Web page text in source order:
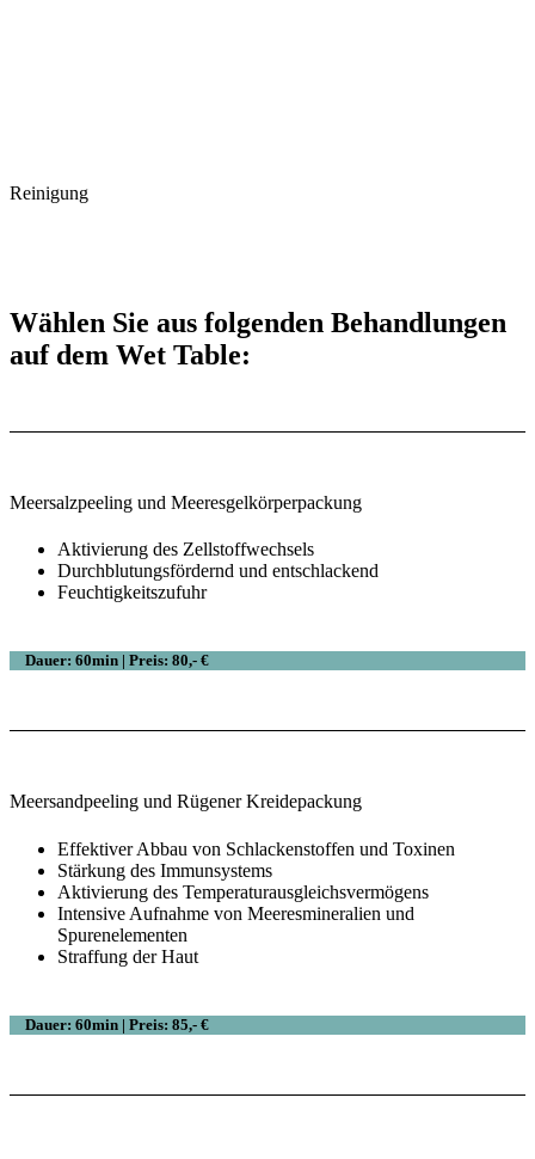
Reinigung
Wählen Sie aus folgenden Behandlungen
auf dem Wet Table:
Meersalzpeeling und Meeresgelkörperpackung
Aktivierung des Zellstoffwechsels
Durchblutungsfördernd und entschlackend
Feuchtigkeitszufuhr
Dauer: 60min | Preis: 80,- €
Meersandpeeling und Rügener Kreidepackung
Effektiver Abbau von Schlackenstoffen und Toxinen
Stärkung des Immunsystems
Aktivierung des Temperaturausgleichsvermögens
Intensive Aufnahme von Meeresmineralien und
Spurenelementen
Straffung der Haut
Dauer: 60min | Preis: 85,- €